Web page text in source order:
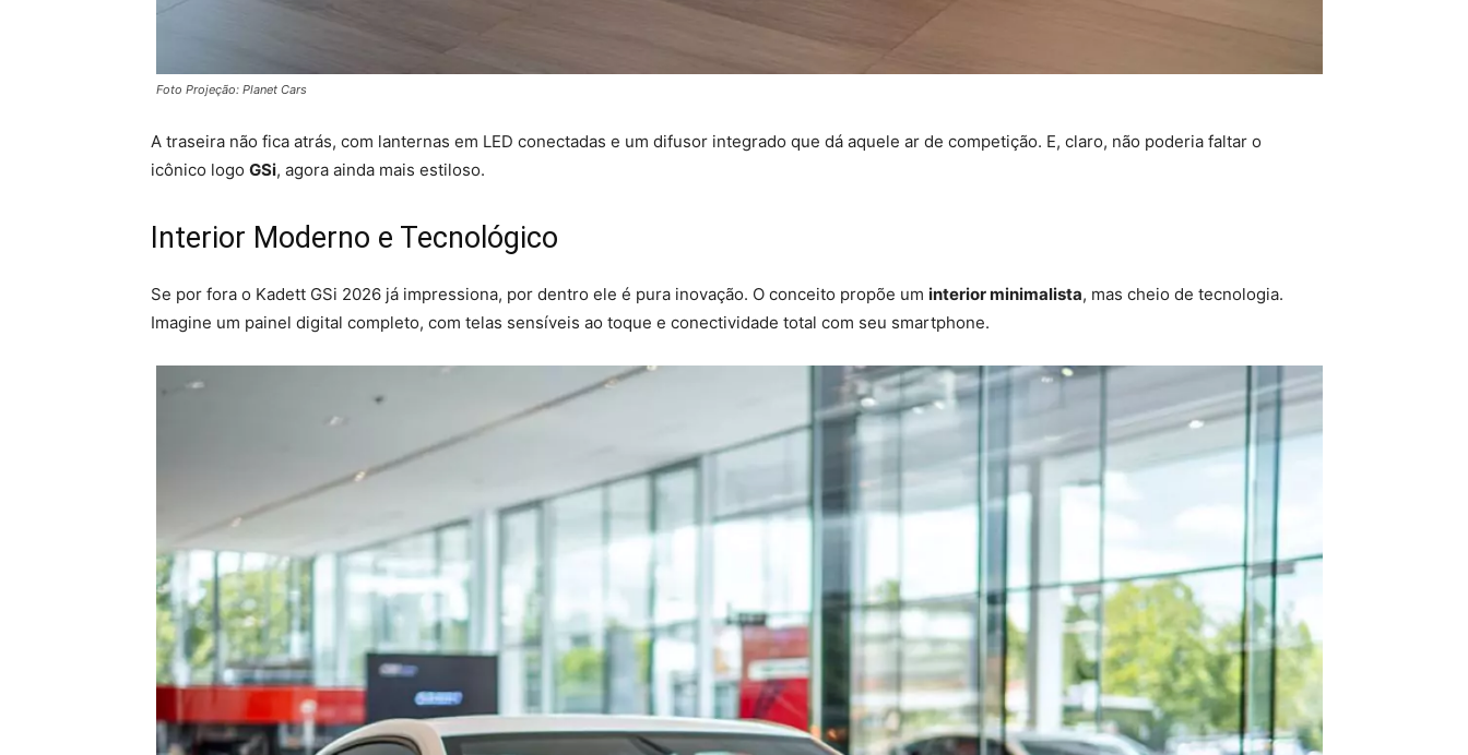
Foto Projeção: Planet Cars
A traseira não fica atrás, com lanternas em LED conectadas e um difusor integrado que dá aquele ar de competição. E, claro, não poderia faltar o
icônico logo GSi, agora ainda mais estiloso.
Interior Moderno e Tecnológico
Se por fora o Kadett GSi 2026 já impressiona, por dentro ele é pura inovação. O conceito propõe um interior minimalista, mas cheio de tecnologia.
Imagine um painel digital completo, com telas sensíveis ao toque e conectividade total com seu smartphone.